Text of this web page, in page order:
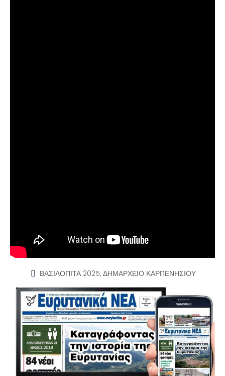
ΒΑΣΙΛΟΠΙΤΑ 2025, ΔΗΜΑΡΧΕΙΟ ΚΑΡΠΕΝΗΣΙΟΥ